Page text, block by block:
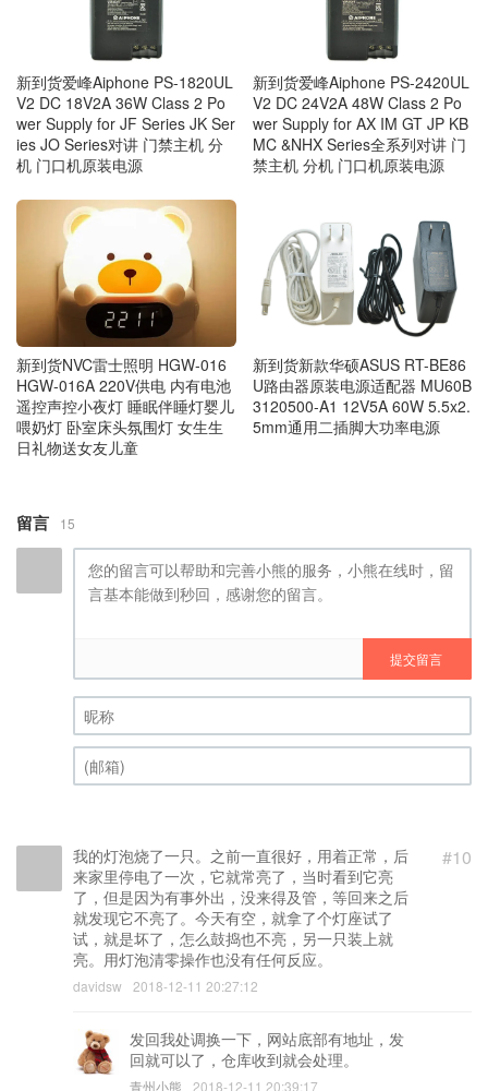
新到货爱峰Aiphone PS-1820UL
V2 DC 18V2A 36W Class 2 Po
wer Supply for JF Series JK Ser
ies JO Series对讲 门禁主机 分
机 门口机原装电源
新到货爱峰Aiphone PS-2420UL
V2 DC 24V2A 48W Class 2 Po
wer Supply for AX IM GT JP KB
MC &NHX Series全系列对讲 门
禁主机 分机 门口机原装电源
新到货NVC雷士照明 HGW‑016
HGW‑016A 220V供电 内有电池
遥控声控小夜灯 睡眠伴睡灯婴儿
喂奶灯 卧室床头氛围灯 女生生
日礼物送女友儿童
新到货新款华硕ASUS RT-BE86
U路由器原装电源适配器 MU60B
3120500-A1 12V5A 60W 5.5x2.
5mm通用二插脚大功率电源
留言 15
提交留言
昵称 (必填)
#10
我的灯泡烧了一只。之前一直很好，用着正常，后
来家里停电了一次，它就常亮了，当时看到它亮
了，但是因为有事外出，没来得及管，等回来之后
就发现它不亮了。今天有空，就拿了个灯座试了
试，就是坏了，怎么鼓捣也不亮，另一只装上就
亮。用灯泡清零操作也没有任何反应。
davidsw 2018-12-11 20:27:12
发回我处调换一下，网站底部有地址，发
回就可以了，仓库收到就会处理。
青州小熊 2018-12-11 20:39:17